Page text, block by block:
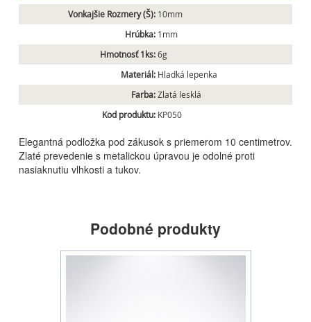
Vonkajšie Rozmery (Š): 10mm
Hrúbka: 1mm
Hmotnosť 1ks:6g
Materiál: Hladká lepenka
Farba:Zlatá lesklá
Kod produktu: KP050
Elegantná podložka pod zákusok s priemerom 10 centimetrov.
Zlaté prevedenie s metalickou úpravou je odolné proti
nasiaknutiu vlhkosti a tukov.
Podobné produkty